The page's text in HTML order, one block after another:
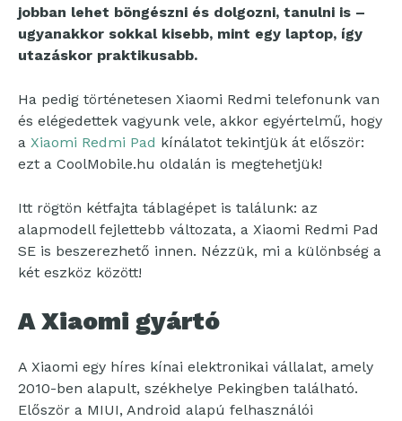
jobban lehet böngészni és dolgozni, tanulni is –
ugyanakkor sokkal kisebb, mint egy laptop, így
utazáskor praktikusabb.
Ha pedig történetesen Xiaomi Redmi telefonunk van
és elégedettek vagyunk vele, akkor egyértelmű, hogy
a Xiaomi Redmi Pad kínálatot tekintjük át először:
ezt a CoolMobile.hu oldalán is megtehetjük!
Itt rögtön kétfajta táblagépet is találunk: az
alapmodell fejlettebb változata, a Xiaomi Redmi Pad
SE is beszerezhető innen. Nézzük, mi a különbség a
két eszköz között!
A Xiaomi gyártó
A Xiaomi egy híres kínai elektronikai vállalat, amely
2010-ben alapult, székhelye Pekingben található.
Először a MIUI, Android alapú felhasználói